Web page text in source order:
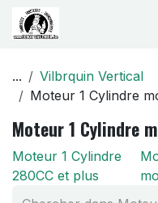
Se rendre au contenu
...
Vilbrquin Vertical
Moteur 1 Cylindre
Moteur 1 Cylindre
Moteur 1 Cylindre
280CC et plus